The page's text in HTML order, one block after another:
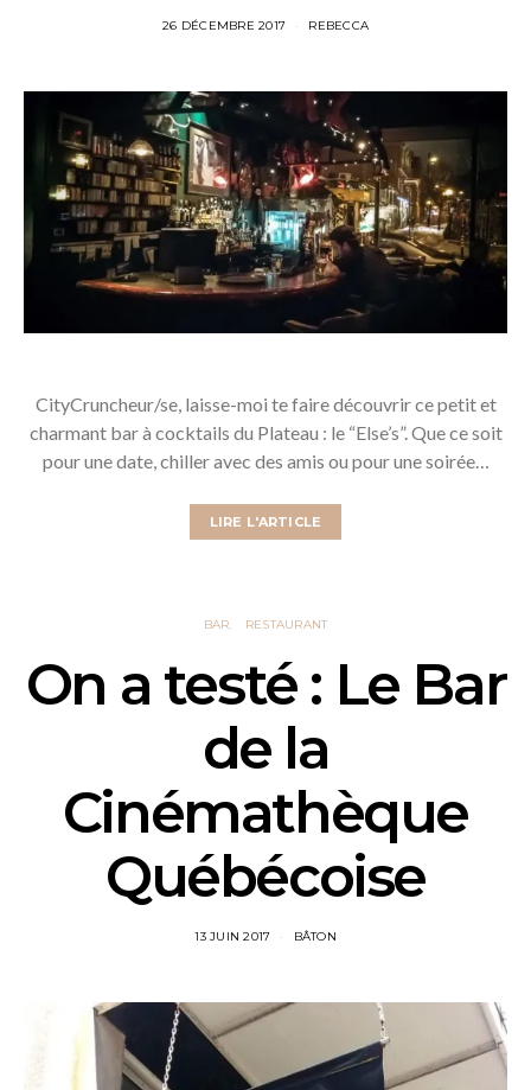
26 DÉCEMBRE 2017 REBECCA
CityCruncheur/se, laisse-moi te faire découvrir ce petit et
charmant bar à cocktails du Plateau : le “Else’s”. Que ce soit
pour une date, chiller avec des amis ou pour une soirée…
LIRE L'ARTICLE
BAR RESTAURANT
On a testé : Le Bar
de la
Cinémathèque
Québécoise
13 JUIN 2017 BÂTON